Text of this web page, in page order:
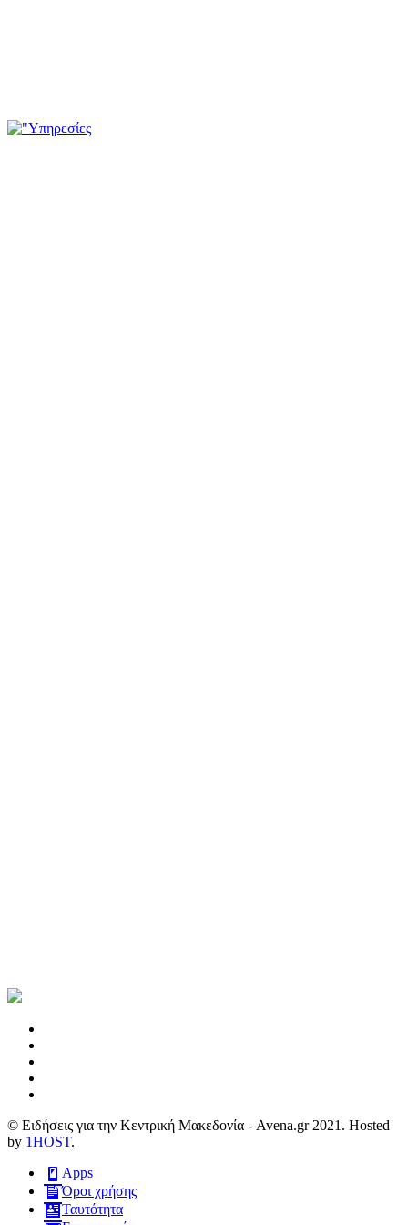
© Ειδήσεις για την Κεντρική Μακεδονία - Avena.gr 2021. Hosted
by 1HOST.
Apps
Όροι χρήσης
Ταυτότητα